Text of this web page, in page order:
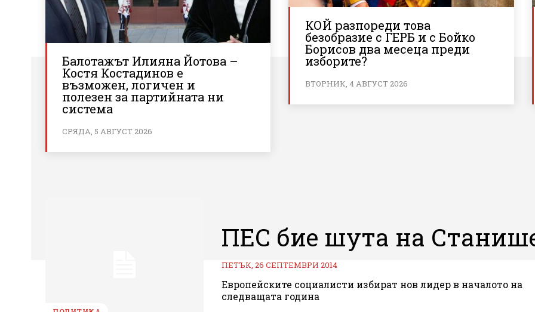
Балотажът Илияна Йотова –
Костя Костадинов е
възможен, логичен и
полезен за партийната ни
система
СРЯДА, 5 АВГУСТ 2026
КОЙ разпореди това
безобразие с ГЕРБ и с Бойко
Борисов два месеца преди
изборите?
ВТОРНИК, 4 АВГУСТ 2026
ПЕС бие шута на
ПЕТЪК, 26 СЕПТЕМВРИ 2014
Европейските социалисти избират нов лидер в началото на
следващата година